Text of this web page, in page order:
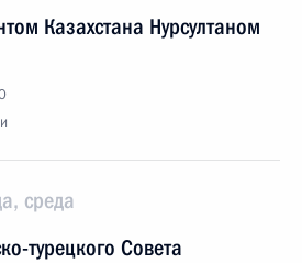
Казахстана Нурсултаном
среда
турецкого Совета